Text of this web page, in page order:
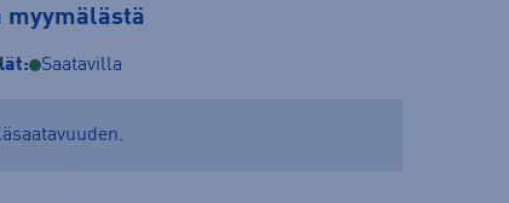
myymälästä
Saatavilla